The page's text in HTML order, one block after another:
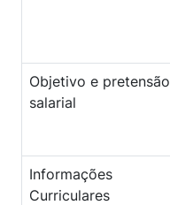
Objetivo e pretensão
salarial
Informações
Curriculares